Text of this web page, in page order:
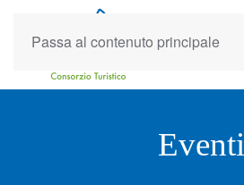
Passa al contenuto principale
Eventi